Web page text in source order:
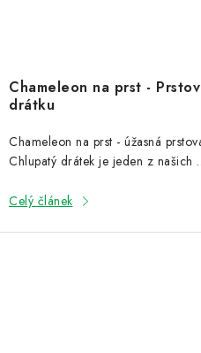
Chameleon na prst -
drátku
Chameleon na prst - úžasná
Chlupatý drátek je jeden z našich
Celý článek